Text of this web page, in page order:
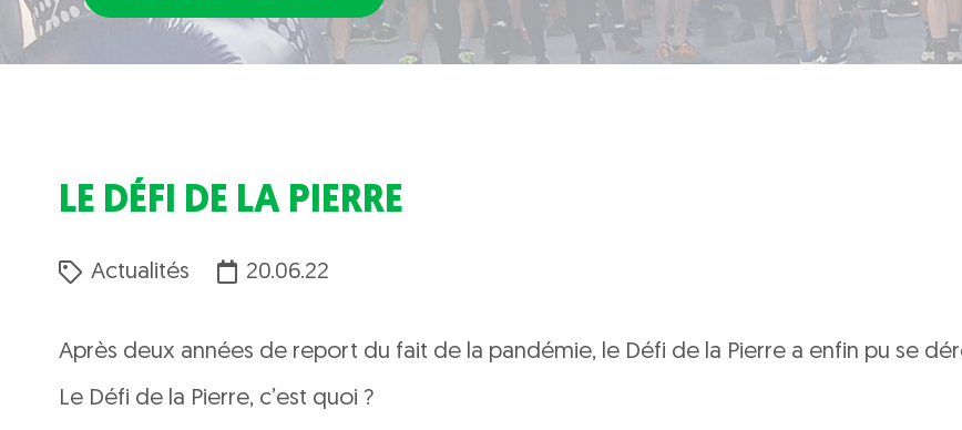
LE DÉFI DE LA PIERRE
Actualités 20.06.22
Après deux années de report du fait de la pandémie, le Défi de la Pierre a enfin pu se
Le Défi de la Pierre, c’est quoi ?